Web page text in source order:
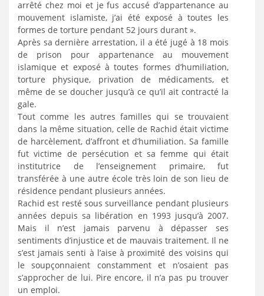
arrêté chez moi et je fus accusé d’appartenance au
mouvement islamiste, j’ai été exposé à toutes les
formes de torture pendant 52 jours durant ».
Après sa dernière arrestation, il a été jugé à 18 mois
de prison pour appartenance au mouvement
islamique et exposé à toutes formes d’humiliation,
torture physique, privation de médicaments, et
même de se doucher jusqu’à ce qu’il ait contracté la
gale.
Tout comme les autres familles qui se trouvaient
dans la même situation, celle de Rachid était victime
de harcèlement, d’affront et d’humiliation. Sa famille
fut victime de persécution et sa femme qui était
institutrice de l’enseignement primaire, fut
transférée à une autre école très loin de son lieu de
résidence pendant plusieurs années.
Rachid est resté sous surveillance pendant plusieurs
années depuis sa libération en 1993 jusqu’à 2007.
Mais il n’est jamais parvenu à dépasser ses
sentiments d’injustice et de mauvais traitement. Il ne
s’est jamais senti à l’aise à proximité des voisins qui
le soupçonnaient constamment et n’osaient pas
s’approcher de lui. Pire encore, il n’a pas pu trouver
un emploi.